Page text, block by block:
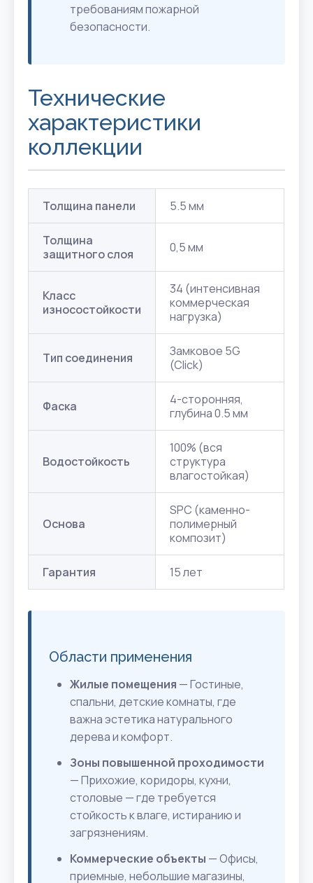
требованиям пожарной
безопасности.
Технические
характеристики
коллекции
Толщина панели 5.5 мм
Толщина
защитного слоя
0,5 мм
Класс
износостойкости
34 (интенсивная
коммерческая
нагрузка)
Тип соединения
Замковое 5G
(Click)
Фаска
4-сторонняя,
глубина 0.5 мм
Водостойкость
100% (вся
структура
влагостойкая)
Основа
SPC (каменно-
полимерный
композит)
Гарантия 15 лет
Области применения
Жилые помещения — Гостиные,
спальни, детские комнаты, где
важна эстетика натурального
дерева и комфорт.
Зоны повышенной проходимости
— Прихожие, коридоры, кухни,
столовые — где требуется
стойкость к влаге, истиранию и
загрязнениям.
Коммерческие объекты — Офисы,
приемные, небольшие магазины,